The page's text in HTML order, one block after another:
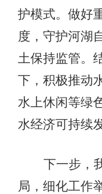
护模式。 做好
度，守护河湖
土保持监管。
下，积极推动
水上休闲等绿
水经济可持续
下一步，
局， 细化工作